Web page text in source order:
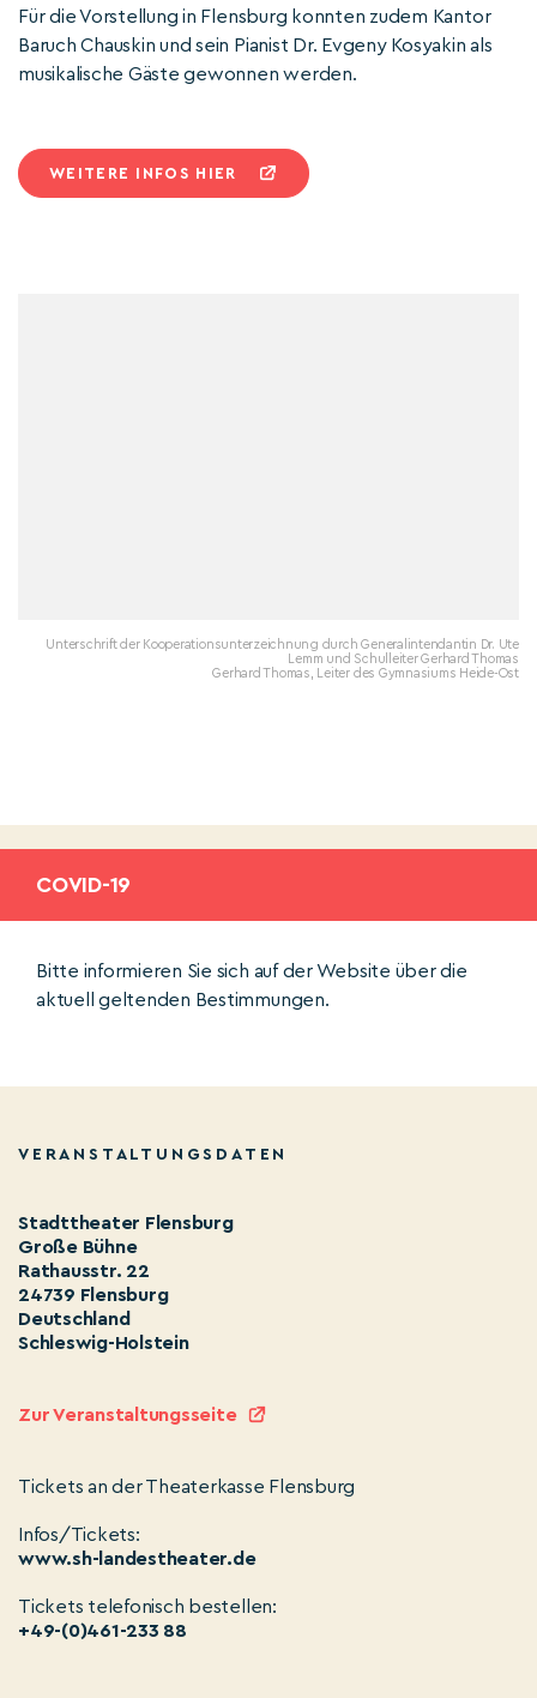
Für die Vorstellung in Flensburg konnten zudem Kantor
Baruch Chauskin und sein Pianist Dr. Evgeny Kosyakin als
musikalische Gäste gewonnen werden.
WEITERE INFOS HIER
Unterschrift der Kooperationsunterzeichnung durch Generalintendantin Dr. Ute
Lemm und Schulleiter Gerhard Thomas
Gerhard Thomas, Leiter des Gymnasiums Heide-Ost
COVID-19
Bitte informieren Sie sich auf der Website über die
aktuell geltenden Bestimmungen.
VERANSTALTUNGSDATEN
Stadttheater Flensburg
Große Bühne
Rathausstr. 22
24739 Flensburg
Deutschland
Schleswig-Holstein
Zur Veranstaltungsseite
Tickets an der Theaterkasse Flensburg
Infos/Tickets:
www.sh-landestheater.de
Tickets telefonisch bestellen:
+49-(0)461-233 88